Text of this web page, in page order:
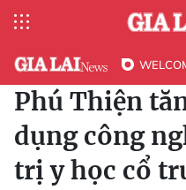
Phú Thiện
dụng công
trị y học cổ